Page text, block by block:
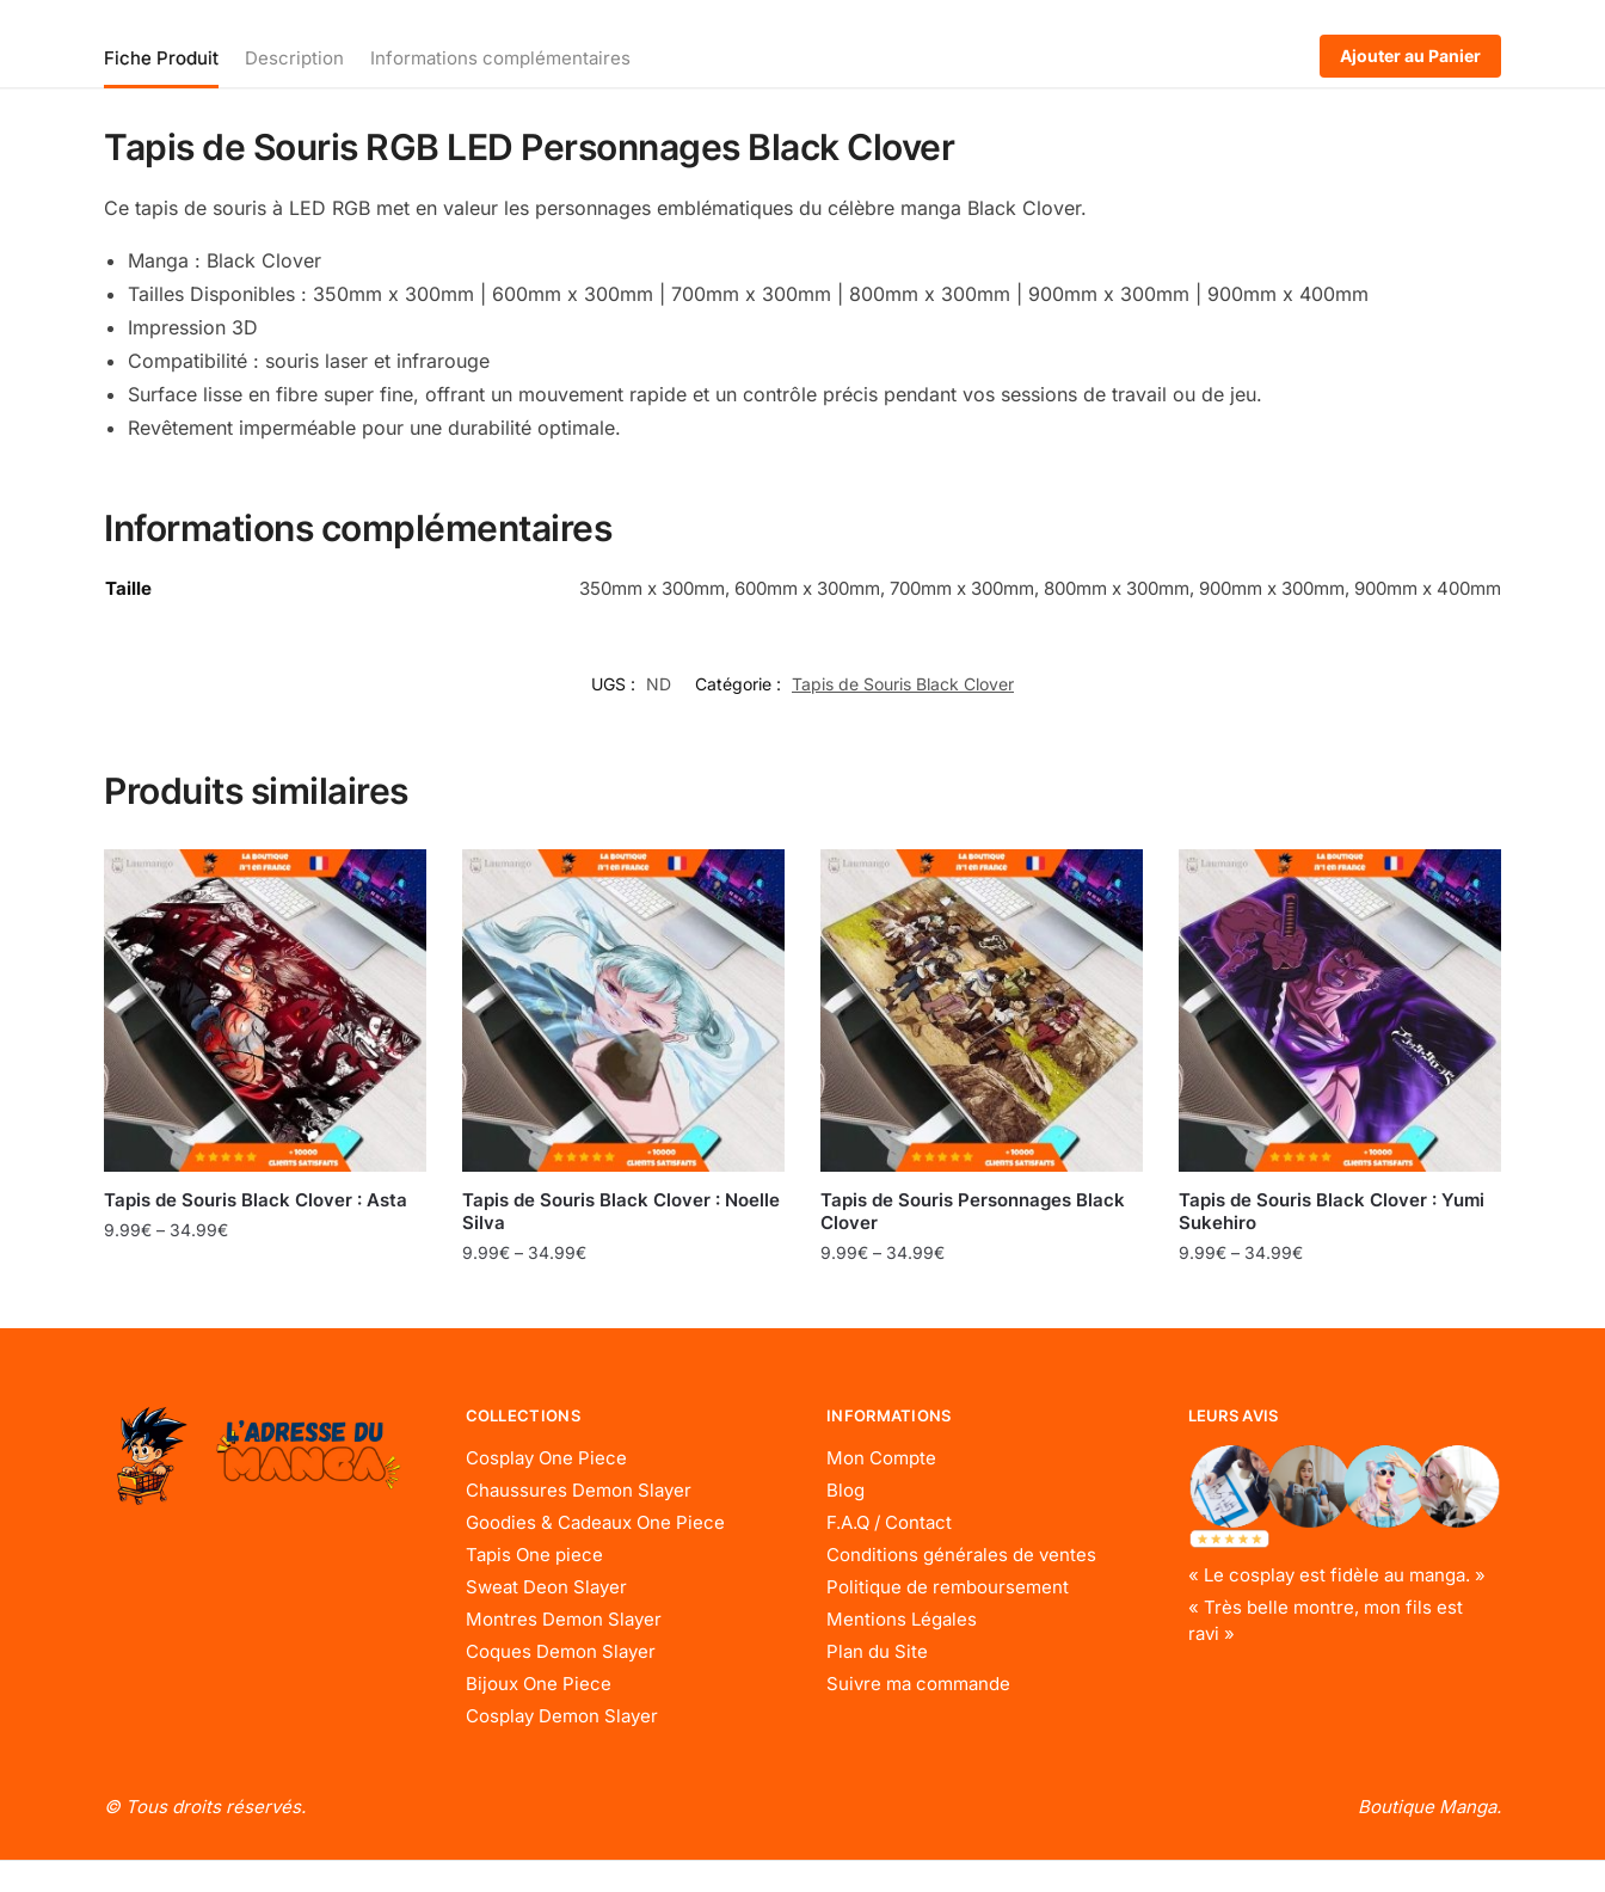
Fiche Produit Description Informations complémentaires Ajouter au Panier
Tapis de Souris RGB LED Personnages Black Clover
Ce tapis de souris à LED RGB met en valeur les personnages emblématiques du célèbre manga Black Clover.
Manga : Black Clover
Tailles Disponibles : 350mm x 300mm | 600mm x 300mm | 700mm x 300mm | 800mm x 300mm | 900mm x 300mm | 900mm x 400mm
Impression 3D
Compatibilité : souris laser et infrarouge
Surface lisse en fibre super fine, offrant un mouvement rapide et un contrôle précis pendant vos sessions de travail ou de jeu.
Revêtement imperméable pour une durabilité optimale.
Informations complémentaires
Taille 350mm x 300mm, 600mm x 300mm, 700mm x 300mm, 800mm x 300mm, 900mm x 300mm, 900mm x 400mm
UGS : ND Catégorie : Tapis de Souris Black Clover
Produits similaires
Tapis de Souris Black Clover : Asta
9.99€ – 34.99€
Tapis de Souris Black Clover : Noelle
Silva
9.99€ – 34.99€
Tapis de Souris Personnages Black
Clover
9.99€– 34.99€
Tapis de Souris Black Clover : Yumi
Sukehiro
9.99€– 34.99€
COLLECTIONS
Cosplay One Piece
Chaussures Demon Slayer
Goodies & Cadeaux One Piece
Tapis One piece
Sweat Deon Slayer
Montres Demon Slayer
Coques Demon Slayer
Bijoux One Piece
Cosplay Demon Slayer
INFORMATIONS
Mon Compte
Blog
F.A.Q / Contact
Conditions générales de ventes
Politique de remboursement
Mentions Légales
Plan du Site
Suivre ma commande
LEURS AVIS
« Le cosplay est fidèle au manga. »
« Très belle montre, mon fils est
ravi »
© Tous droits réservés. Boutique Manga.